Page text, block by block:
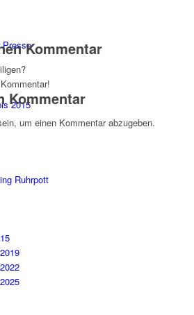
2015
Kommentar
Kommentar
um einen Kommentar abzugeben.
Ruhrpott